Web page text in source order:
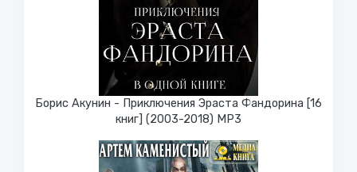
Борис Акунин - Приключения Эраста Фандорина [16
книг] (2003-2018) МР3